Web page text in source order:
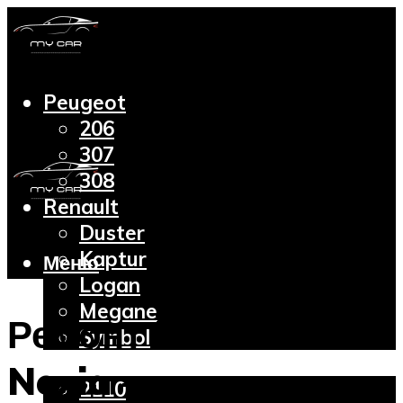
Peugeot
206
307
308
Renault
Duster
Kaptur
Logan
Megane
Symbol
Lada
2110
Меню
Ремонт Daewoo
Nexia —